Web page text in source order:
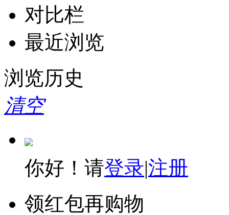
对比栏
最近浏览
浏览历史
清空
你好！请登录|注册
领红包再购物